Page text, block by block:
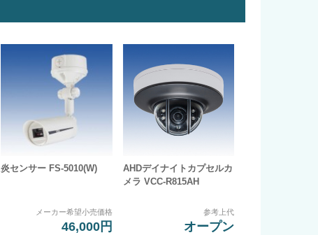
炎センサー FS-5010(W)
メーカー希望小売価格
46,000円
AHDデイナイトカプセルカ
メラ VCC-R815AH
参考上代
オープン